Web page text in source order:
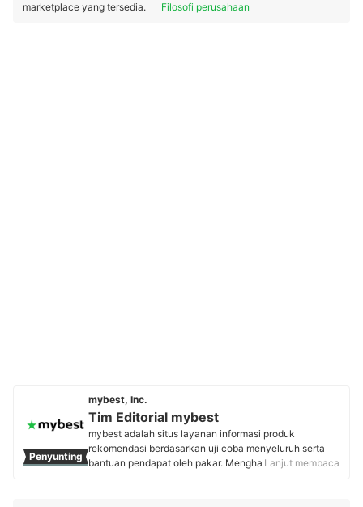
marketplace yang tersedia.
Filosofi perusahaan
Penyunting
mybest, Inc.
Tim Editorial mybest
mybest adalah situs layanan informasi produk
rekomendasi berdasarkan uji coba menyeluruh serta
bantuan pendapat oleh pakar. Menghasilkan konten
Lanjut membaca